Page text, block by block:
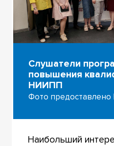
Слушатели
повышения
НИИПП
Фото
Наибольший